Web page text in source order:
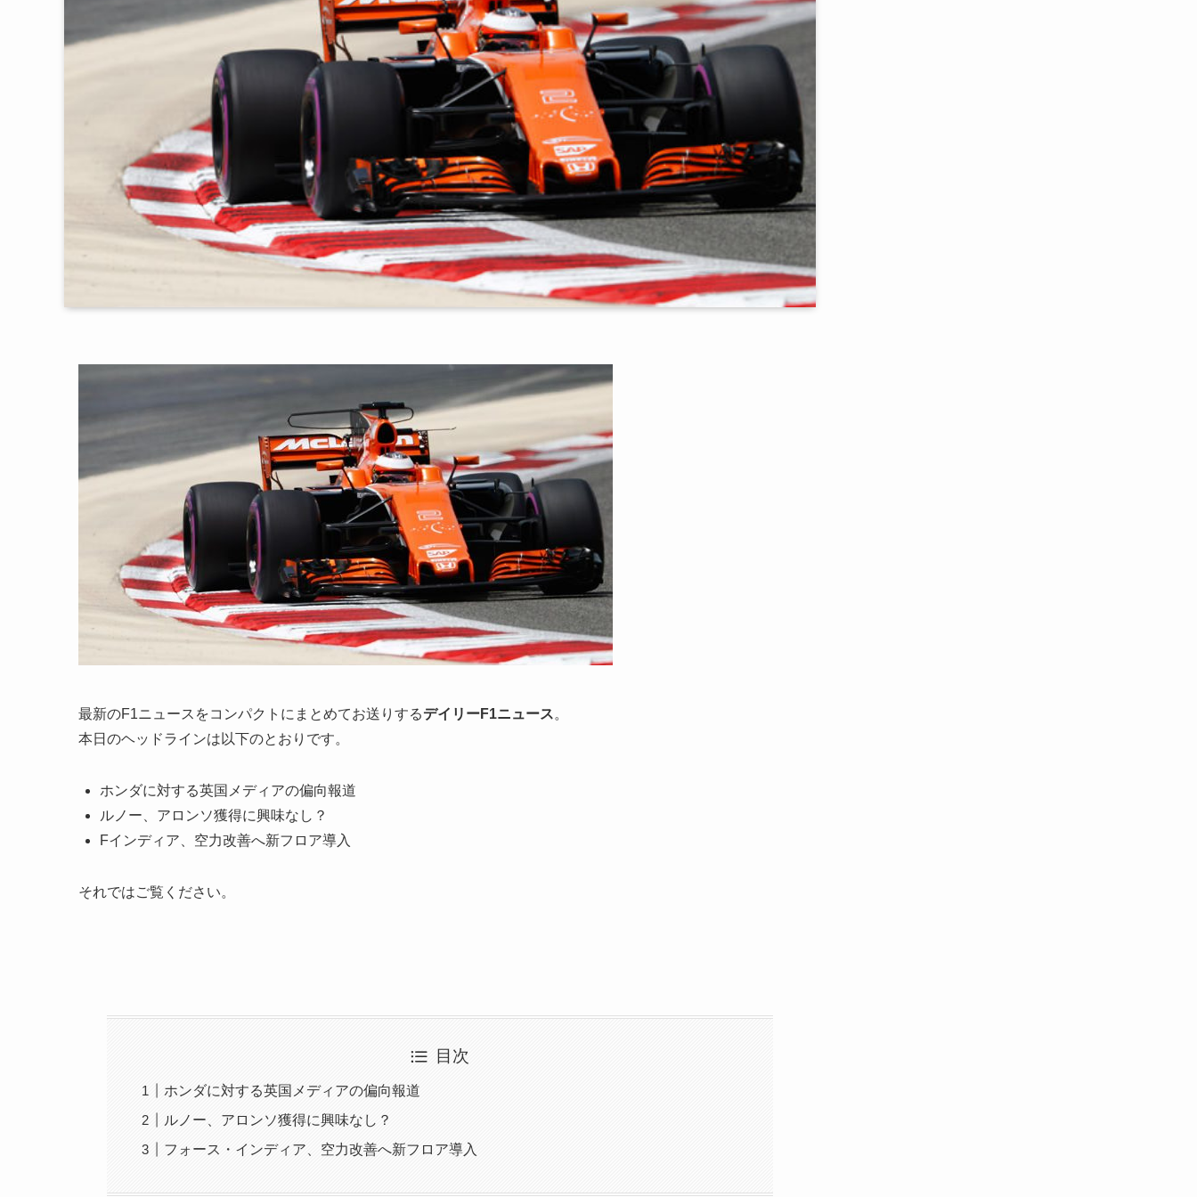
最新のF1ニュースをコンパクトにまとめてお送りするデイリーF1ニュース。
本日のヘッドラインは以下のとおりです。
ホンダに対する英国メディアの偏向報道
ルノー、アロンソ獲得に興味なし？
Fインディア、空力改善へ新フロア導入
それではご覧ください。
目次
ホンダに対する英国メディアの偏向報道
ルノー、アロンソ獲得に興味なし？
フォース・インディア、空力改善へ新フロア導入